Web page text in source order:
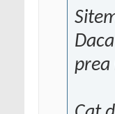
prea